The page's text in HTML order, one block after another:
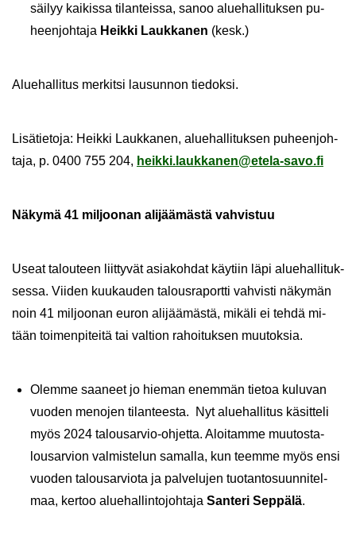
säi­lyy kai­kis­sa ti­lan­teis­sa, sanoo alue­hal­li­tuk­sen pu­
heen­joh­ta­ja Heik­ki Lauk­ka­nen (kesk.)
Alue­hal­li­tus mer­kit­si lausun­non tie­dok­si.
Li­sä­tie­to­ja: Heik­ki Lauk­ka­nen, alue­hal­li­tuk­sen pu­heen­joh­
ta­ja, p. 0400 755 204, heik­ki.lauk­ka­nen@etela-​savo.fi
Nä­ky­mä 41 mil­joo­nan ali­jää­mäs­tä vah­vis­tuu
Useat ta­lou­teen liit­ty­vät asia­koh­dat käy­tiin läpi alue­hal­li­tuk­
ses­sa. Vii­den kuu­kau­den ta­lous­ra­port­ti vah­vis­ti nä­ky­män
noin 41 mil­joo­nan euron ali­jää­mäs­tä, mi­kä­li ei tehdä mi­
tään toi­men­pi­tei­tä tai val­tion ra­hoi­tuk­sen muu­tok­sia.
Olem­me saa­neet jo hie­man enem­män tie­toa ku­lu­van
vuo­den me­no­jen ti­lan­tees­ta. Nyt alue­hal­li­tus kä­sit­te­li
myös 2024 talousarvio-​ohjetta. Aloi­tam­me muu­tos­ta­
lous­ar­vion val­mis­te­lun sa­mal­la, kun teem­me myös ensi
vuo­den ta­lous­ar­vio­ta ja pal­ve­lu­jen tuo­tan­to­suun­ni­tel­
maa, ker­too alue­hal­lin­to­joh­ta­ja San­te­ri Sep­pä­lä.